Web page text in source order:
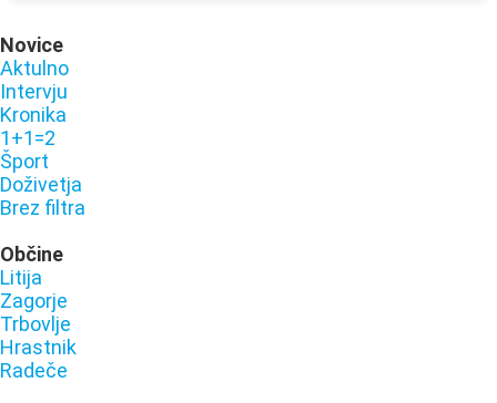
Novice
Aktulno
Intervju
Kronika
1+1=2
Šport
Doživetja
Brez filtra
Občine
Litija
Zagorje
Trbovlje
Hrastnik
Radeče